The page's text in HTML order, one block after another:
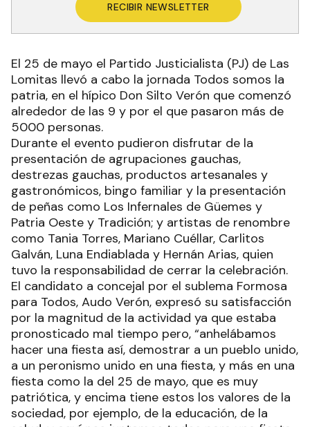
RECIBIR NEWSLETTER
El 25 de mayo el Partido Justicialista (PJ) de Las
Lomitas llevó a cabo la jornada Todos somos la
patria, en el hípico Don Silto Verón que comenzó
alrededor de las 9 y por el que pasaron más de
5000 personas.
Durante el evento pudieron disfrutar de la
presentación de agrupaciones gauchas,
destrezas gauchas, productos artesanales y
gastronómicos, bingo familiar y la presentación
de peñas como Los Infernales de Güemes y
Patria Oeste y Tradición; y artistas de renombre
como Tania Torres, Mariano Cuéllar, Carlitos
Galván, Luna Endiablada y Hernán Arias, quien
tuvo la responsabilidad de cerrar la celebración.
El candidato a concejal por el sublema Formosa
para Todos, Audo Verón, expresó su satisfacción
por la magnitud de la actividad ya que estaba
pronosticado mal tiempo pero, “anhelábamos
hacer una fiesta así, demostrar a un pueblo unido,
a un peronismo unido en una fiesta, y más en una
fiesta como la del 25 de mayo, que es muy
patriótica, y encima tiene estos los valores de la
sociedad, por ejemplo, de la educación, de la